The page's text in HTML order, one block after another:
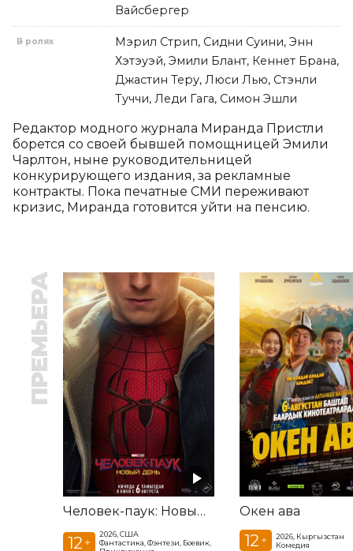
Вайсбергер
В ролях
Мэрил Стрип, Сидни Суини, Энн
Хэтэуэй, Эмили Блант, Кеннет Брана,
Джастин Теру, Люси Лью, Стэнли
Туччи, Леди Гага, Симон Эшли
Редактор модного журнала Миранда Пристли
борется со своей бывшей помощницей Эмили
Чарлтон, ныне руководительницей
конкурирующего издания, за рекламные
контракты. Пока печатные СМИ переживают
кризис, Миранда готовится уйти на пенсию.
ПРЕМЬЕРА
Человек-паук: Новый день
12 +
2026, США
Фантастика, Фэнтези, Боевик,
Окен ава
12 +
2026, Кыргызстан
Комедия